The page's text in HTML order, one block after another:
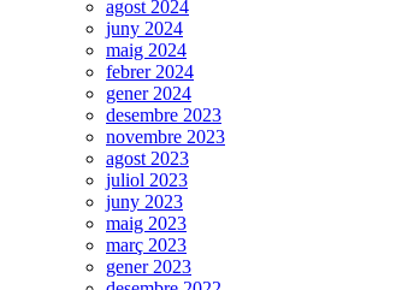
agost 2024
juny 2024
maig 2024
febrer 2024
gener 2024
desembre 2023
novembre 2023
agost 2023
juliol 2023
juny 2023
maig 2023
març 2023
gener 2023